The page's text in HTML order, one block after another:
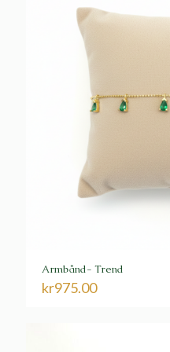
Armbånd- Trend
kr975.00